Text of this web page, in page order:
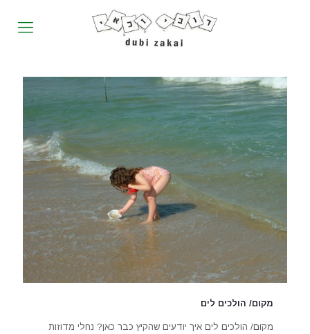
מקום/ הולכים לים
מקום/ הולכים לים איך יודעים שהקיץ כבר כאן? נחלי מדוזות